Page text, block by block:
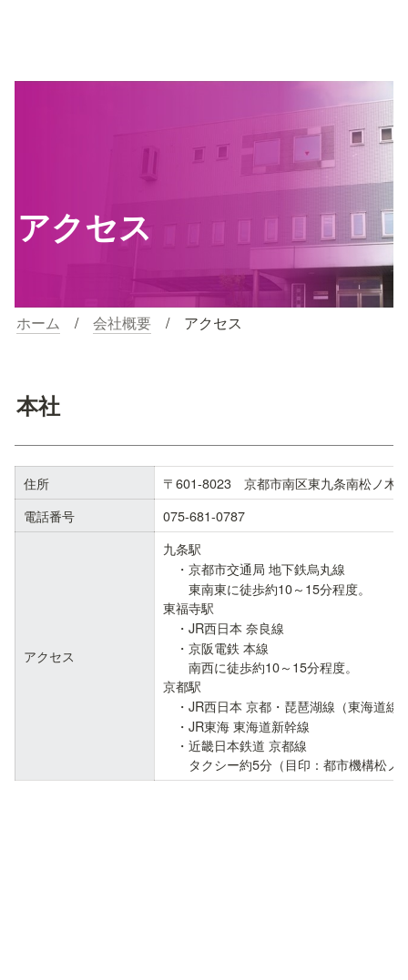
ホーム / 会社概要 /　アクセス
本社
住所
〒601-8023　京都市南区東九条南松ノ木
電話番号
075-681-0787
アクセス
九条駅
・京都市交通局 地下鉄烏丸線
東南東に徒歩約10～15分程度。
東福寺駅
・JR西日本 奈良線
・京阪電鉄 本線
南西に徒歩約10～15分程度。
京都駅
・JR西日本 京都・琵琶湖線（東海道
・JR東海 東海道新幹線
・近畿日本鉄道 京都線
タクシー約5分（目印：都市機構松ノ